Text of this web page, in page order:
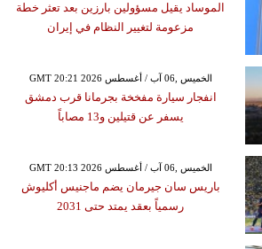
الموساد يقيل مسؤولين بارزين بعد تعثر خطة
مزعومة لتغيير النظام في إيران
GMT 20:21 2026 الخميس ,06 آب / أغسطس
انفجار سيارة مفخخة بجرمانا قرب دمشق
يسفر عن قتيلين و13 مصاباً
GMT 20:13 2026 الخميس ,06 آب / أغسطس
باريس سان جيرمان يضم ماجنيس أكليوش
رسمياً بعقد يمتد حتى 2031